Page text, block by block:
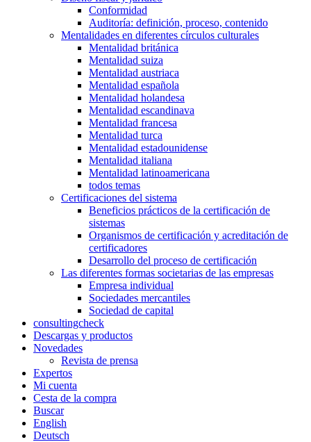
Conformidad
Auditoría: definición, proceso, contenido
Mentalidades en diferentes círculos culturales
Mentalidad británica
Mentalidad suiza
Mentalidad austriaca
Mentalidad española
Mentalidad holandesa
Mentalidad escandinava
Mentalidad francesa
Mentalidad turca
Mentalidad estadounidense
Mentalidad italiana
Mentalidad latinoamericana
todos temas
Certificaciones del sistema
Beneficios prácticos de la certificación de
sistemas
Organismos de certificación y acreditación de
certificadores
Desarrollo del proceso de certificación
Las diferentes formas societarias de las empresas
Empresa individual
Sociedades mercantiles
Sociedad de capital
consultingcheck
Descargas y productos
Novedades
Revista de prensa
Expertos
Mi cuenta
Cesta de la compra
Buscar
English
Deutsch